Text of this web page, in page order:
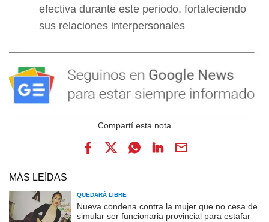
efectiva durante este periodo, fortaleciendo
sus relaciones interpersonales
MÁS LEÍDAS
QUEDARÁ LIBRE
Nueva condena contra la mujer que no cesa de
simular ser funcionaria provincial para estafar